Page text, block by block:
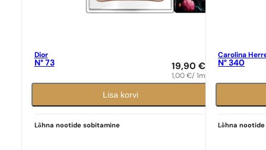
Dior
N° 73 19,90 €
1,00 €/ 1ml
Lisa korvi
Lõhna nootide sobitamine
Carolina
N° 340
Lõhna